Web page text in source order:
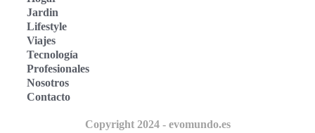
Jardin
Lifestyle
Viajes
Tecnología
Profesionales
Nosotros
Contacto
Copyright 2024 - evomundo.es